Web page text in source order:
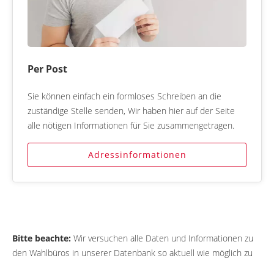
Per Post
Sie können einfach ein formloses Schreiben an die
zuständige Stelle senden, Wir haben hier auf der Seite
alle nötigen Informationen für Sie zusammengetragen.
Adressinformationen
Bitte beachte: Wir versuchen alle Daten und Informationen zu
den Wahlbüros in unserer Datenbank so aktuell wie möglich zu